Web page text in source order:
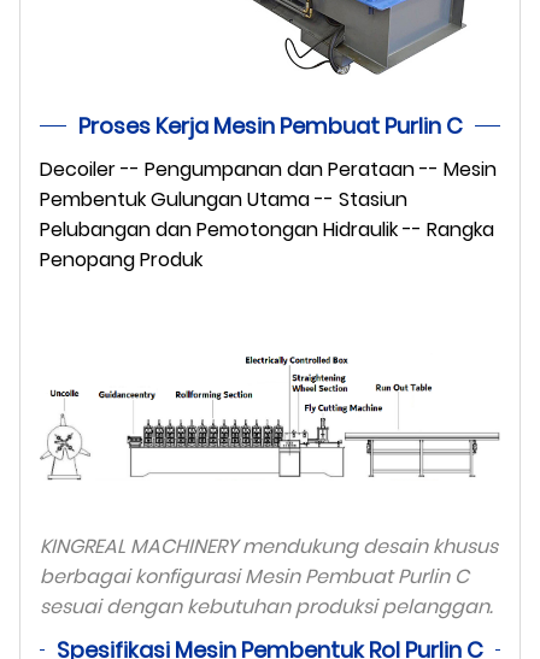
Proses Kerja Mesin Pembuat Purlin C
Decoiler -- Pengumpanan dan Perataan -- Mesin
Pembentuk Gulungan Utama -- Stasiun
Pelubangan dan Pemotongan Hidraulik -- Rangka
Penopang Produk
KINGREAL MACHINERY mendukung desain khusus
berbagai konfigurasi Mesin Pembuat Purlin C
sesuai dengan kebutuhan produksi pelanggan.
Spesifikasi Mesin Pembentuk Rol Purlin C